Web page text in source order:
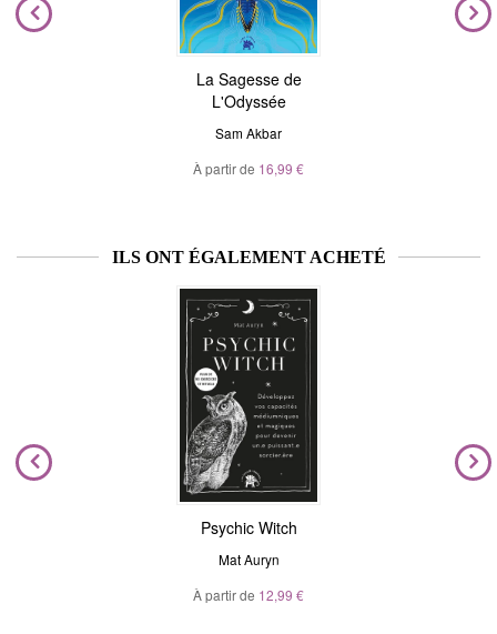
La Sagesse de
L'Odyssée
Sam Akbar
À partir de 16,99 €
ILS ONT ÉGALEMENT ACHETÉ
Psychic Witch
Mat Auryn
À partir de 12,99 €